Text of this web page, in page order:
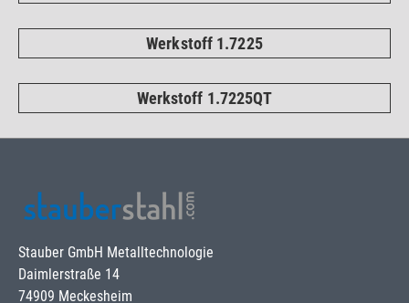
Werkstoff 1.7225
Werkstoff 1.7225QT
Stauber GmbH Metalltechnologie
Daimlerstraße 14
74909 Meckesheim